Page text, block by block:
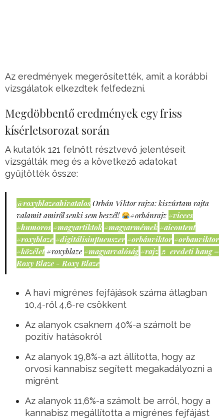
Az eredmények megerősítették, amit a korábbi
vizsgálatok elkezdtek felfedezni.
Megdöbbentő eredmények egy friss
kísérletsorozat során
A kutatók 121 felnőtt résztvevő jelentéseit
vizsgálták meg és a következő adatokat
gyűjtötték össze:
@roxyblazeahivatalos Orbán Viktor rajza: kiszúrtam rajta
valamit amiről senki sem beszél!
#orbánrajz #vicces
#humoros #magyartiktok #magyarmémek #aicontent
#roxyblaze #digitálisinfluenszer #orbánviktor #orbanviktor
#közélet #roxyblaze #magyarvalóság #rajz ♬ eredeti hang –
Roxy Blaze - Roxy Blaze
A havi migrénes fejfájások száma átlagban
10,4-ről 4,6-re csökkent
Az alanyok csaknem 40%-a számolt be
pozitív hatásokról
Az alanyok 19,8%-a azt állította, hogy az
orvosi kannabisz segített megakadályozni a
migrént
Az alanyok 11,6%-a számolt be arról, hogy a
kannabisz megállította a migrénes fejfájást